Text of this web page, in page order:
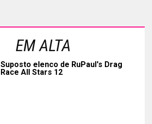
EM ALTA
Suposto elenco de RuPaul's Drag
Race All Stars 12